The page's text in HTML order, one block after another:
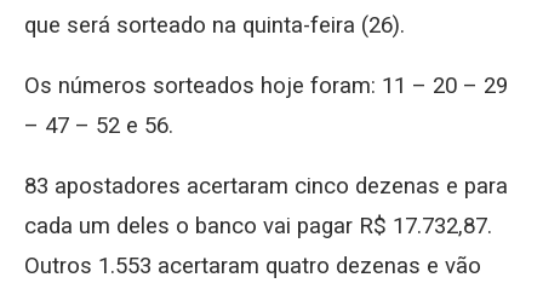
que será sorteado na quinta-feira (26).
Os números sorteados hoje foram: 11 – 20 – 29
– 47 – 52 e 56.
83 apostadores acertaram cinco dezenas e para
cada um deles o banco vai pagar R$ 17.732,87.
Outros 1.553 acertaram quatro dezenas e vão